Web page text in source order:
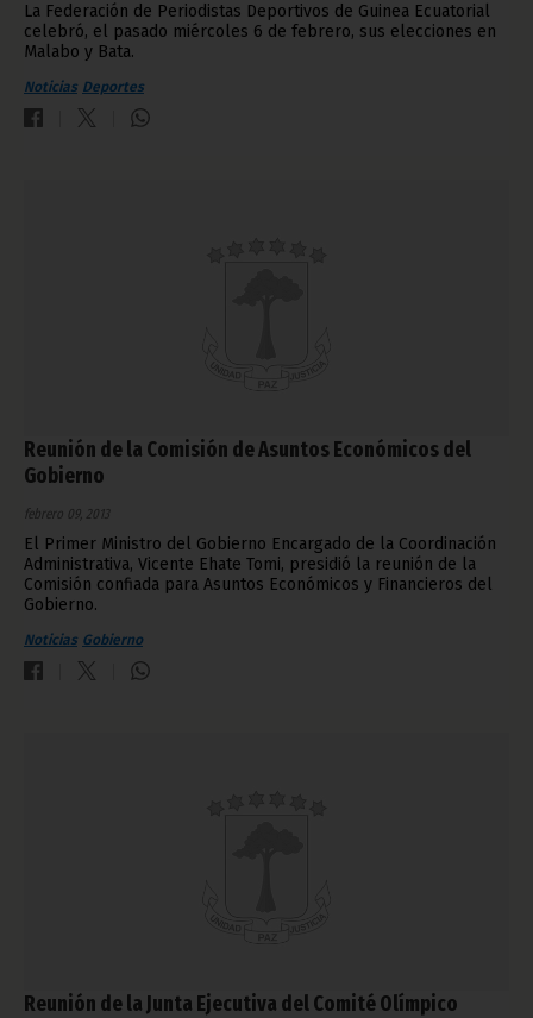
La Federación de Periodistas Deportivos de Guinea Ecuatorial
celebró, el pasado miércoles 6 de febrero, sus elecciones en
Malabo y Bata.
Noticias Deportes
Reunión de la Comisión de Asuntos Económicos del
Gobierno
febrero 09, 2013
El Primer Ministro del Gobierno Encargado de la Coordinación
Administrativa, Vicente Ehate Tomi, presidió la reunión de la
Comisión confiada para Asuntos Económicos y Financieros del
Gobierno.
Noticias Gobierno
Reunión de la Junta Ejecutiva del Comité Olímpico